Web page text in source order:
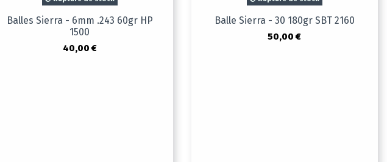
Balles Sierra - 6mm .243 60gr HP
1500
40,00 €
Balle Sierra - 30 180gr SBT 2160
50,00 €